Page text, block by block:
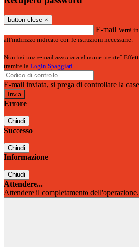
button close ×
E-mail Verrà
all'indirizzo indicato con le istruzioni necessarie.
Non hai una e-mail associata al nome utente?
tramite la Login Spaggiari
E-mail inviata, si prega di controllare la
Errore
Chiudi
Successo
Chiudi
Informazione
Chiudi
Attendere...
Attendere il completamento